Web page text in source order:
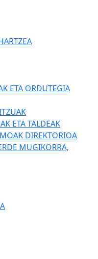
ETA ORDUTEGIA
ETA TALDEAK
DIREKTORIOA
MUGIKORRA,